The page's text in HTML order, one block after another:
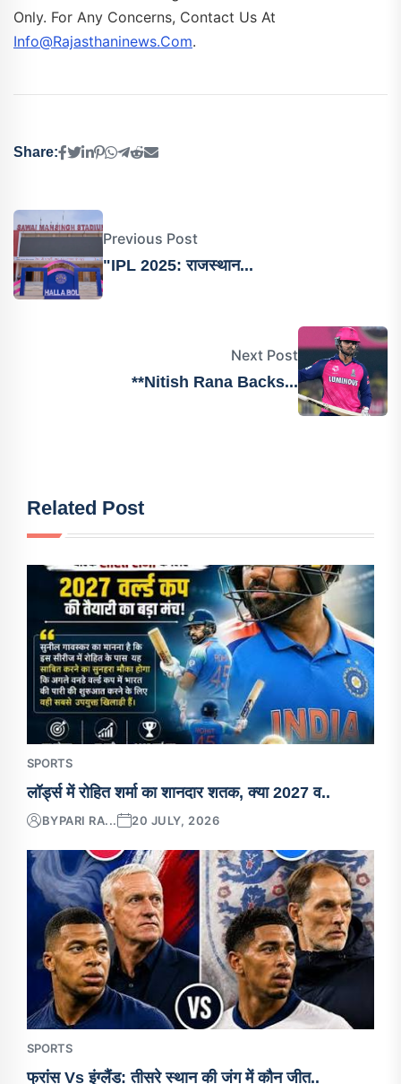
Only. For Any Concerns, Contact Us At
Info@rajasthaninews.com.
Share:
Previous Post
"IPL 2025: राजस्थान...
Next Post
**Nitish Rana Backs...
Related Post
SPORTS
लॉर्ड्स में रोहित शर्मा का शानदार शतक, क्या 2027 व..
BYPARI RA... 20 JULY, 2026
SPORTS
फ्रांस Vs इंग्लैंड: तीसरे स्थान की जंग में कौन जीत..